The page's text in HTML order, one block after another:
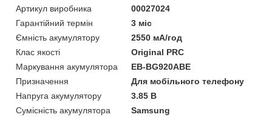
Артикул виробника
00027024
Гарантійний термін
3 міс
Ємність акумулятору
2550 мА/год
Клас якості
Original PRC
Маркування акумулятора
EB-BG920ABE
Призначення
Для мобільного телефону
Напруга акумулятору
3.85 В
Сумісність акумулятора
Samsung